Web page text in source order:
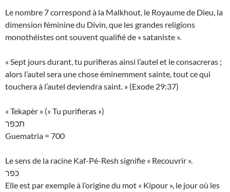
Le nombre 7 correspond à la Malkhout, le Royaume de Dieu, la
dimension féminine du Divin, que les grandes religions
monothéistes ont souvent qualifié de « sataniste ».
« Sept jours durant, tu purifieras ainsi l’autel et le consacreras ;
alors l’autel sera une chose éminemment sainte, tout ce qui
touchera à l’autel deviendra saint. » (Exode 29:37)
« Tekapèr » (« Tu purifieras »)
תכפר
Guematria = 700
Le sens de la racine Kaf-Pé-Resh signifie « Recouvrir ».
כפר
Elle est par exemple à l’origine du mot « Kipour », le jour où les